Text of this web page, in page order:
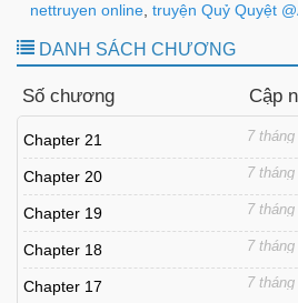
nettruyen online truyện Quỷ Quyệt
DANH SÁCH CHƯƠNG
Số chương Cập
Chapter 21 7
Chapter 20 7
Chapter 19 7
Chapter 18 7
Chapter 17 7